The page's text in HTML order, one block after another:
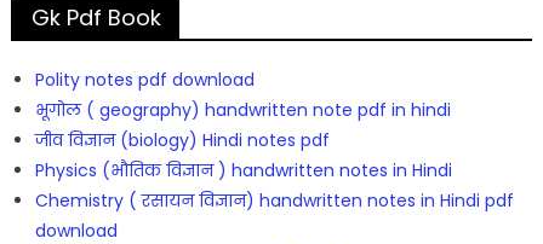
Gk Pdf Book
Polity notes pdf download
भूगोल ( geography) handwritten note pdf in hindi
जीव विज्ञान (biology) Hindi notes pdf
Physics (भौतिक विज्ञान ) handwritten notes in Hindi
Chemistry ( रसायन विज्ञान) handwritten notes in Hindi pdf
download